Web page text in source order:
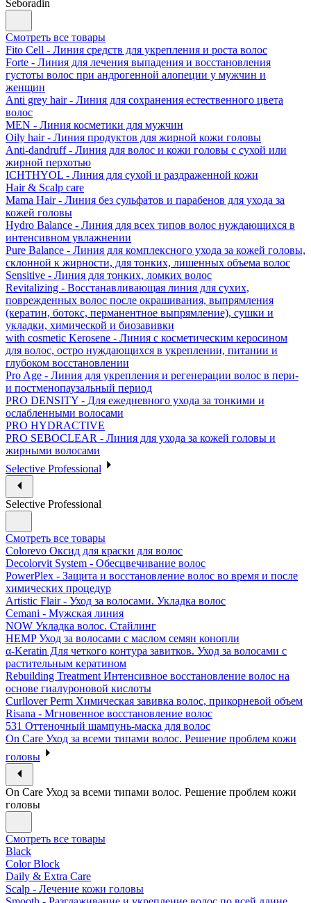
Seboradin
Смотреть все товары
Fito Cell - Линия средств для укрепления и роста волос
Forte - Линия для лечения выпадения и восстановления
густоты волос при андрогенной алопеции у мужчин и
женщин
Anti grey hair - Линия для сохранения естественного цвета
волос
MEN - Линия косметики для мужчин
Oily hair - Линия продуктов для жирной кожи головы
Anti-dandruff - Линия для волос и кожи головы с сухой или
жирной перхотью
ICHTHYOL - Линия для сухой и раздраженной кожи
Hair & Scalp care
Mama Hair - Линия без сульфатов и парабенов для ухода за
кожей головы
Hydro Balance - Линия для всех типов волос нуждающихся в
интенсивном увлажнении
Pure Balance - Линия для комплексного ухода за кожей головы,
склонной к жирности, для тонких, лишенных объема волос
Sensitive - Линия для тонких, ломких волос
Revitalizing - Восстанавливающая линия для сухих,
поврежденных волос после окрашивания, выпрямления
(кератин, ботокс, перманентное выпрямление), сушки и
укладки, химической и биозавивки
with cosmetic Kerosene - Линия с косметическим керосином
для волос, остро нуждающихся в укреплении, питании и
глубоком восстановлении
Pro Age - Линия для укрепления и регенерации волос в пери-
и постменопаузальный период
PRO DENSITY - Для ежедневного ухода за тонкими и
ослабленными волосами
PRO HYDRACTIVE
PRO SEBOCLEAR - Линия для ухода за кожей головы и
жирными волосами
Selective Professional
Selective Professional
Смотреть все товары
Colorevo Оксид для краски для волос
Decolorvit System - Обесцвечивание волос
PowerPlex - Защита и восстановление волос во время и после
химических процедур
Artistic Flair - Уход за волосами. Укладка волос
Cemani - Мужская линия
NOW Укладка волос. Стайлинг
HEMP Уход за волосами с маслом семян конопли
α-Keratin Для четкого контура завитков. Уход за волосами с
растительным кератином
Rebuilding Treatment Интенсивное восстановление волос на
основе гиалуроновой кислоты
Curllover Perm Химическая завивка волос, прикорневой объем
Risana - Мгновенное восстановление волос
531 Оттеночный шампунь-маска для волос
On Care Уход за всеми типами волос. Решение проблем кожи
головы
On Care Уход за всеми типами волос. Решение проблем кожи
головы
Смотреть все товары
Black
Color Block
Daily & Extra Care
Scalp - Лечение кожи головы